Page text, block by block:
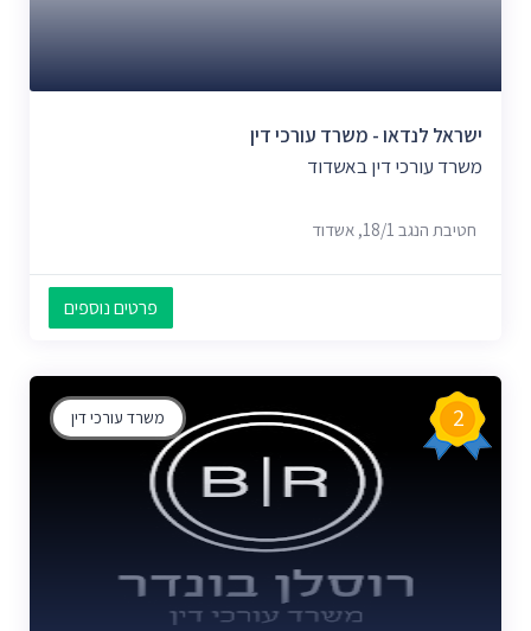
ישראל לנדאו - משרד עורכי דין
משרד עורכי דין באשדוד
חטיבת הנגב 18/1, אשדוד
פרטים נוספים
משרד עורכי דין 2